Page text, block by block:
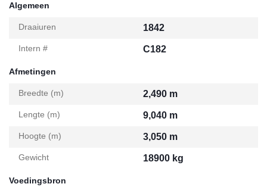
Algemeen
Draaiuren 1842
Intern # C182
Afmetingen
Breedte (m) 2,490 m
Lengte (m) 9,040 m
Hoogte (m) 3,050 m
Gewicht 18900 kg
Voedingsbron